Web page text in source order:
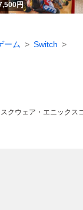
円
ーム
Switch
スクウェア・エニックス